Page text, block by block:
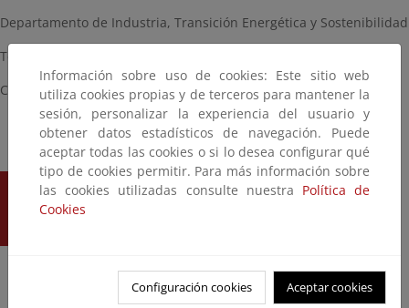
Departamento de Industria, Transición Energética y Sostenibilidad
Teléfono/Phone: (+34) 670 489 816
Correo electrónico/Email:Jl-azkue@euskadi.eus
ENVÍA TU
OPINIÓN
Información sobre uso de cookies: Este sitio web
utiliza cookies propias y de terceros para mantener la
sesión, personalizar la experiencia del usuario y
obtener datos estadísticos de navegación. Puede
aceptar todas las cookies o si lo desea configurar qué
tipo de cookies permitir. Para más información sobre
las cookies utilizadas consulte nuestra Política de
Cookies
Configuración cookies Aceptar cookies